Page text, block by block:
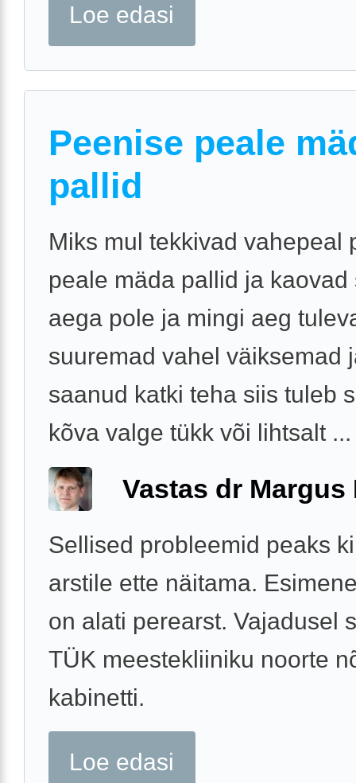
Loe edasi
Peenise peale
pallid
Miks mul tekkivad vahepeal
peale mäda pallid ja kaovad
aega pole ja mingi aeg
suuremad vahel väiksemad
saanud katki teha siis tuleb
kõva valge tükk või lihtsalt ...
Vastas dr Margus
Sellised probleemid peaks
arstile ette näitama.
on alati perearst. Vajadusel
TÜK meestekliiniku noorte
kabinetti.
Loe edasi